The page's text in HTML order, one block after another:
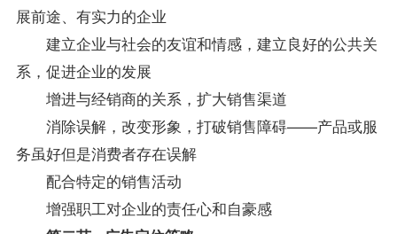
展前途、有实力的企业
建立企业与社会的友谊和情感，建立良好的公共关
系，促进企业的发展
增进与经销商的关系，扩大销售渠道
消除误解，改变形象，打破销售障碍——产品或服
务虽好但是消费者存在误解
配合特定的销售活动
增强职工对企业的责任心和自豪感